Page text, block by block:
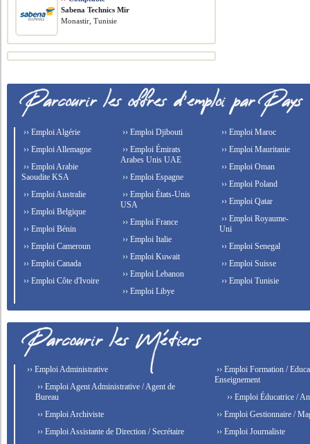
Sabena Technics Mir
Monastir, Tunisie
›› Emploi Algérie
›› Emploi Allemagne
›› Emploi Arabie
Saoudite KSA
›› Emploi Australie
›› Emploi Belgique
›› Emploi Bénin
›› Emploi Cameroun
›› Emploi Canada
›› Emploi Côte d'Ivoire
›› Emploi Djibouti
›› Emploi Émirats
Arabes Unis UAE
›› Emploi Espagne
›› Emploi États-Unis
USA
›› Emploi France
›› Emploi Italie
›› Emploi Kuwait
›› Emploi Lebanon
›› Emploi Libye
›› Emploi Maroc
›› Emploi Mauritanie
›› Emploi Oman
›› Emploi Poland
›› Emploi Qatar
›› Emploi Royaume-
Uni
›› Emploi Senegal
›› Emploi Suisse
›› Emploi Tunisie
›› Emploi Administrative
›› Emploi Agent Administrative / Agent de
Bureau
›› Emploi Archiviste
›› Emploi Assistante de Direction / Secrétaire
›› Emploi Formation /
Enseignement
›› Emploi Éducatrice /
›› Emploi Gestionnaire /
›› Emploi Journaliste